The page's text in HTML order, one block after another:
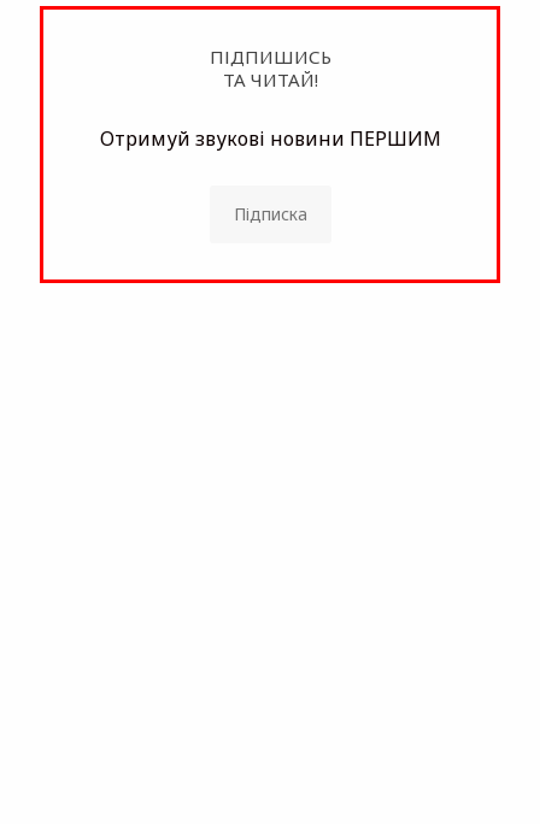
ПІДПИШИСЬ
ТА ЧИТАЙ!
Отримуй звукові новини ПЕРШИМ
Підписка